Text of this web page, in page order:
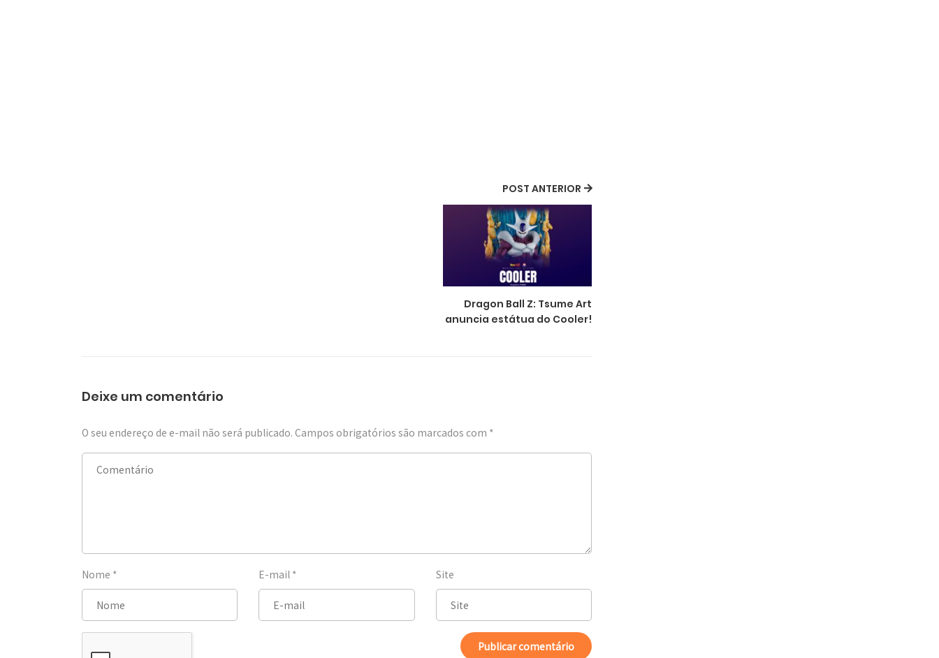
POST ANTERIOR
Dragon Ball Z: Tsume Art
anuncia estátua do Cooler!
Deixe um comentário
O seu endereço de e-mail não será publicado. Campos obrigatórios são marcados com *
Nome * E-mail * Site